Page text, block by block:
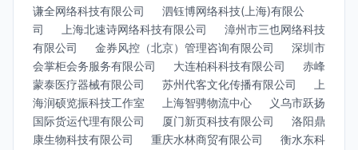
谦全网络科技有限公司
泗钰博网络科技(上海)有限公
司
上海北速诗网络科技有限公司
漳州市三也网络科技
有限公司
金券风控（北京）管理咨询有限公司
深圳市
会掌柜会务服务有限公司
大连柏科科技有限公司
赤峰
蒙泰医疗器械有限公司
苏州代客文化传播有限公司
上
海润硕览振科技工作室
上海智骋物流中心
义乌市跃扬
国际货运代理有限公司
厦门新页科技有限公司
洛阳鼎
康生物科技有限公司
重庆水林商贸有限公司
衡水东科